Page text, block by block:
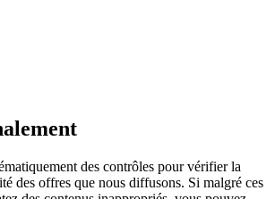
des contrôles pour vérifier la
des offres que nous diffusons. Si malgré ces